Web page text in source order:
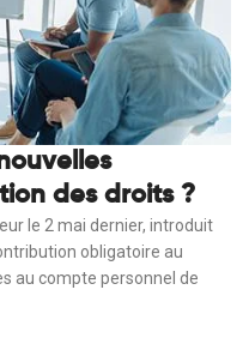
des droits ?
le 2 mai dernier, introduit
obligatoire au
au compte personnel de